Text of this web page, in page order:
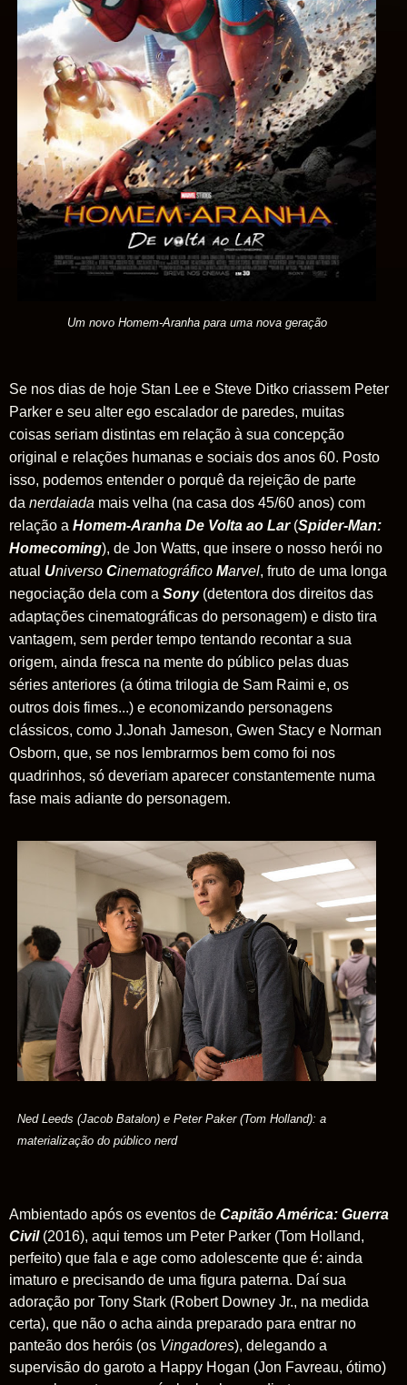
Um novo Homem-Aranha para uma nova geração
Se nos dias de hoje Stan Lee e Steve Ditko criassem Peter
Parker e seu alter ego escalador de paredes, muitas
coisas seriam distintas em relação à sua concepção
original e relações humanas e sociais dos anos 60. Posto
isso, podemos entender o porquê da rejeição de parte
da nerdaiada mais velha (na casa dos 45/60 anos) com
relação a Homem-Aranha De Volta ao Lar(Spider-Man:
Homecoming), de Jon Watts, que insere o nosso herói no
atual Universo Cinematográfico Marvel, fruto de uma longa
negociação dela com a Sony (detentora dos direitos das
adaptações cinematográficas do personagem) e disto tira
vantagem, sem perder tempo tentando recontar a sua
origem, ainda fresca na mente do público pelas duas
séries anteriores (a ótima trilogia de Sam Raimi e, os
outros dois fimes...) e economizando personagens
clássicos, como J.Jonah Jameson, Gwen Stacy e Norman
Osborn, que, se nos lembrarmos bem como foi nos
quadrinhos, só deveriam aparecer constantemente numa
fase mais adiante do personagem.
Ned Leeds (Jacob Batalon) e Peter Paker (Tom Holland): a
materialização do público nerd
Ambientado após os eventos de Capitão América: Guerra
Civil (2016), aqui temos um Peter Parker (Tom Holland,
perfeito) que fala e age como adolescente que é: ainda
imaturo e precisando de uma figura paterna. Daí sua
adoração por Tony Stark (Robert Downey Jr., na medida
certa), que não o acha ainda preparado para entrar no
panteão dos heróis (os Vingadores), delegando a
supervisão do garoto a Happy Hogan (Jon Favreau, ótimo)